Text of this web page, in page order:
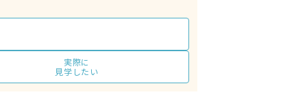
実際に
見学したい